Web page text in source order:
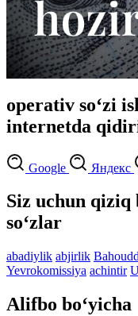
operativ so‘zi
internetda
Google Яндекс
Siz uchun qiziq
so‘zlar
abadiylik abjirlik
Yevrokomissiya achintir
Alifbo bo‘yicha